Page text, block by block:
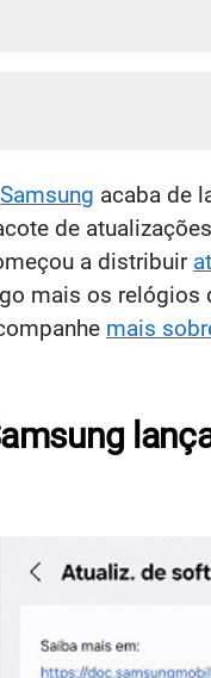
Samsung acaba de
de
a distribuir
mais os relógios
mais